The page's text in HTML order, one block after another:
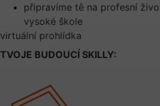
připravíme tě na profesní
vysoké škole
virtuální prohlídka
TVOJE BUDOUCÍ SKILLY: